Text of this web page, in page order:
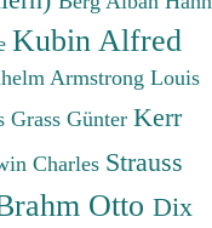
Kubin Alfred
Armstrong Louis
Grass Günter Kerr
Charles Strauss
Otto Dix